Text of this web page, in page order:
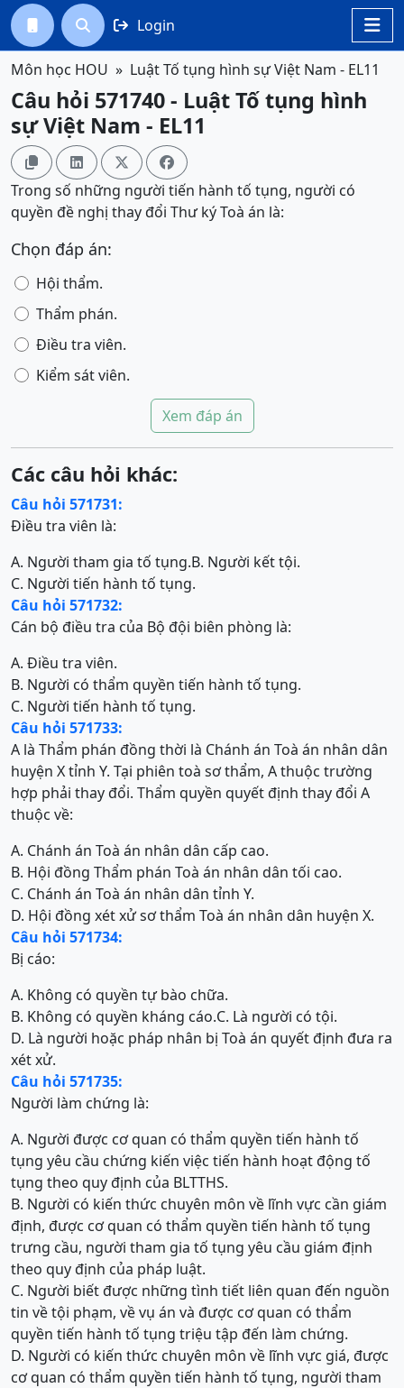

  Login
Môn học HOU Luật Tố tụng hình sự Việt Nam - EL11
Câu hỏi 571740 - Luật Tố tụng hình
sự Việt Nam - EL11
   
Trong số những người tiến hành tố tụng, người có
quyền đề nghị thay đổi Thư ký Toà án là:
Chọn đáp án:
Hội thẩm.
Thẩm phán.
Điều tra viên.
Kiểm sát viên.
Xem đáp án
Các câu hỏi khác:
Câu hỏi 571731:
Điều tra viên là:
A. Người tham gia tố tụng.B. Người kết tội.
C. Người tiến hành tố tụng.
Câu hỏi 571732:
Cán bộ điều tra của Bộ đội biên phòng là:
A. Điều tra viên.
B. Người có thẩm quyền tiến hành tố tụng.
C. Người tiến hành tố tụng.
Câu hỏi 571733:
A là Thẩm phán đồng thời là Chánh án Toà án nhân dân
huyện X tỉnh Y. Tại phiên toà sơ thẩm, A thuộc trường
hợp phải thay đổi. Thẩm quyền quyết định thay đổi A
thuộc về:
A. Chánh án Toà án nhân dân cấp cao.
B. Hội đồng Thẩm phán Toà án nhân dân tối cao.
C. Chánh án Toà án nhân dân tỉnh Y.
D. Hội đồng xét xử sơ thẩm Toà án nhân dân huyện X.
Câu hỏi 571734:
Bị cáo:
A. Không có quyền tự bào chữa.
B. Không có quyền kháng cáo.C. Là người có tội.
D. Là người hoặc pháp nhân bị Toà án quyết định đưa ra
xét xử.
Câu hỏi 571735:
Người làm chứng là:
A. Người được cơ quan có thẩm quyền tiến hành tố
tụng yêu cầu chứng kiến việc tiến hành hoạt động tố
tụng theo quy định của BLTTHS.
B. Người có kiến thức chuyên môn về lĩnh vực cần giám
định, được cơ quan có thẩm quyền tiến hành tố tụng
trưng cầu, người tham gia tố tụng yêu cầu giám định
theo quy định của pháp luật.
C. Người biết được những tình tiết liên quan đến nguồn
tin về tội phạm, về vụ án và được cơ quan có thẩm
quyền tiến hành tố tụng triệu tập đến làm chứng.
D. Người có kiến thức chuyên môn về lĩnh vực giá, được
cơ quan có thẩm quyền tiến hành tố tụng, người tham